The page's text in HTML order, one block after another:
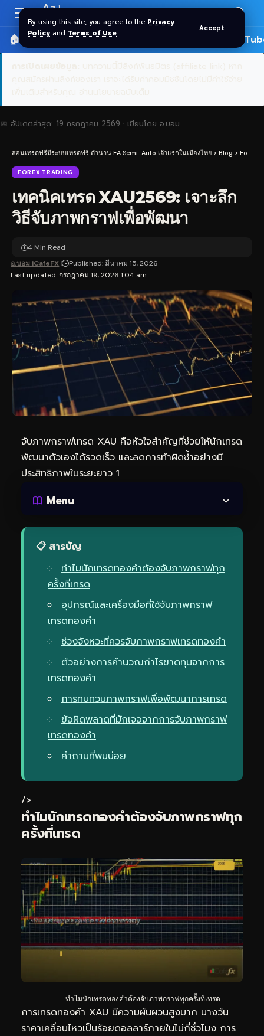
By using this site, you agree to the Privacy
Policy and Terms of Use.
Accept
Resizer
Aa
🏠 หน้าแรก ราคาทอง SPDR 🎬
📅 อัปเดตล่าสุด: 19 กรกฎาคม 2569 · เขียนโดย อ.บอม
สอนเทรดฟรีมีระบบเทรดฟรี ตำนาน EA Semi-Auto เจ้าแรกในเมืองไทย > Blog > Forex Trading
FOREX TRADING
เทคนิคเทรด XAU2569: เจาะลึก
วิธีจับภาพกราฟเพื่อพัฒนา
Last updated: กรกฎาคม 19, 2026 1:04 am
อ.บอม iCafeFX Published: มีนาคม 15, 2026
4 Min Read
จับภาพกราฟเทรด XAU คือหัวใจสำคัญที่ช่วยให้นักเทรด
พัฒนาตัวเองได้รวดเร็ว และลดการทำผิดซ้ำอย่างมี
ประสิทธิภาพในระยะยาว 1
Menu
📋 สารบัญ
ทำไมนักเทรดทองคำต้องจับภาพกราฟทุก
ครั้งที่เทรด
อุปกรณ์และเครื่องมือที่ใช้จับภาพกราฟ
เทรดทองคำ
ช่วงจังหวะที่ควรจับภาพกราฟเทรดทองคำ
ตัวอย่างการคำนวณกำไรขาดทุนจากการ
เทรดทองคำ
การทบทวนภาพกราฟเพื่อพัฒนาการเทรด
ข้อผิดพลาดที่มักเจอจากการจับภาพกราฟ
เทรดทองคำ
คำถามที่พบบ่อย
/>
ทำไมนักเทรดทองคำต้องจับภาพกราฟทุก
ครั้งที่เทรด
ทำไมนักเทรดทองคำต้องจับภาพกราฟทุกครั้งที่เทรด
การเทรดทองคำ XAU มีความผันผวนสูงมาก บางวัน
ราคาเคลื่อนไหวเป็นร้อยดอลลาร์ภายในไม่กี่ชั่วโมง การ